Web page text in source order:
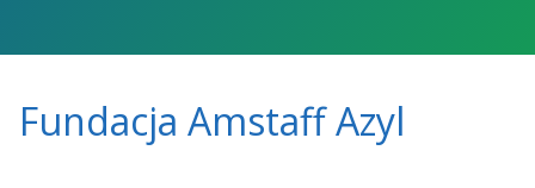
Fundacja Amstaff Azyl